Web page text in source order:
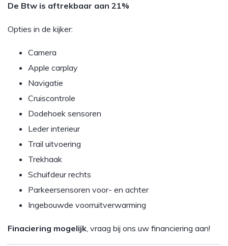
De Btw is aftrekbaar aan 21%
Opties in de kijker:
Camera
Apple carplay
Navigatie
Cruiscontrole
Dodehoek sensoren
Leder interieur
Trail uitvoering
Trekhaak
Schuifdeur rechts
Parkeersensoren voor- en achter
Ingebouwde voorruitverwarming
Finaciering mogelijk, vraag bij ons uw financiering aan!